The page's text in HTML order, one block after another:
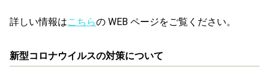
詳しい情報はこちらの WEB ページをご覧ください。
新型コロナウイルスの対策について